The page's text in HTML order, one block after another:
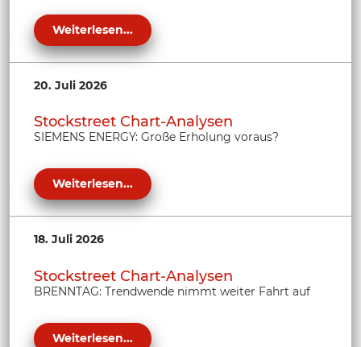
Weiterlesen...
20. Juli 2026
Stockstreet Chart-Analysen
SIEMENS ENERGY: Große Erholung voraus?
Weiterlesen...
18. Juli 2026
Stockstreet Chart-Analysen
BRENNTAG: Trendwende nimmt weiter Fahrt auf
Weiterlesen...